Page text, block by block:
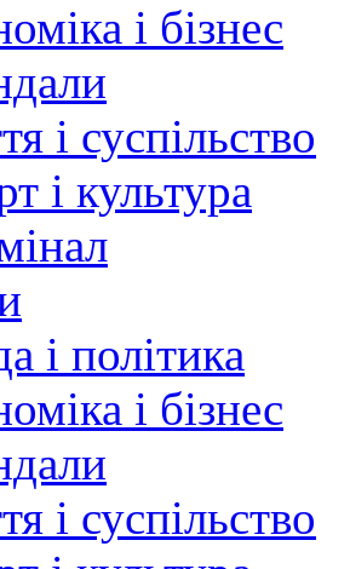
і бізнес
і суспільство
і культура
і політика
і бізнес
і суспільство